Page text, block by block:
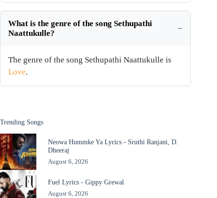
What is the genre of the song Sethupathi
Naattukulle?
The genre of the song Sethupathi Naattukulle is
Love.
Trending Songs
Neowa Hummke Ya Lyrics - Sruthi Ranjani, D.
Dheeraj
August 6, 2026
Fuel Lyrics - Gippy Grewal
August 6, 2026